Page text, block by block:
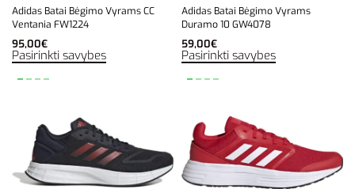
Adidas Batai Bėgimo Vyrams CC
Ventania FW1224
95,00€
Pasirinkti savybes
Adidas Batai Bėgimo Vyrams
Duramo 10 GW4078
59,00€
Pasirinkti savybes